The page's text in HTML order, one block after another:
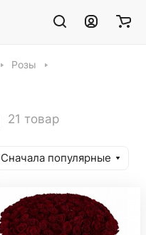
Розы
21 товар
Сначала популярные